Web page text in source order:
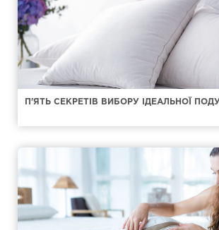
П'ЯТЬ СЕКРЕТІВ ВИБОРУ ІДЕАЛЬНОЇ